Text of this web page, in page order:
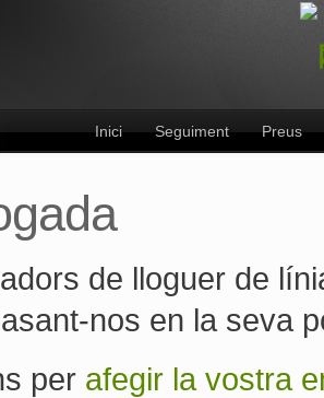
Inici Seguiment Preus
de lloguer de
nos en la seva
per afegir la vostra